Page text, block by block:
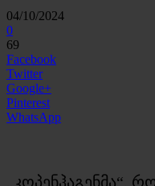
04/10/2024
0
69
Facebook
Twitter
Google+
Pinterest
WhatsApp
„კოპენჰაგენმა“,